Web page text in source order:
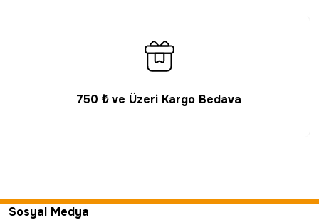
750 ₺ ve Üzeri Kargo Bedava
Sosyal Medya